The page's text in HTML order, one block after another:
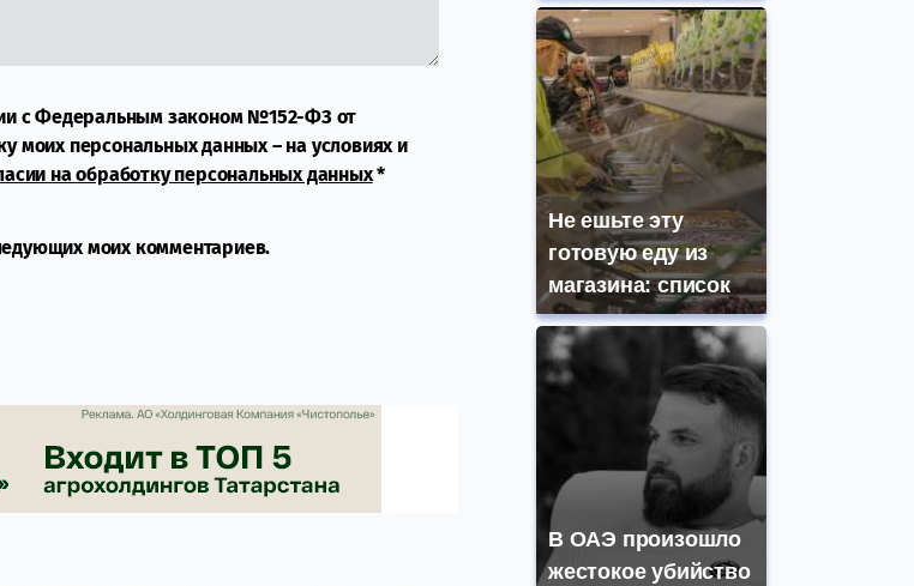
с Федеральным законом №152-ФЗ от
моих персональных данных – на условиях и
на обработку персональных данных*
моих комментариев.
Не ешьте эту
готовую еду из
магазина: список
В ОАЭ произошло
жестокое убийство